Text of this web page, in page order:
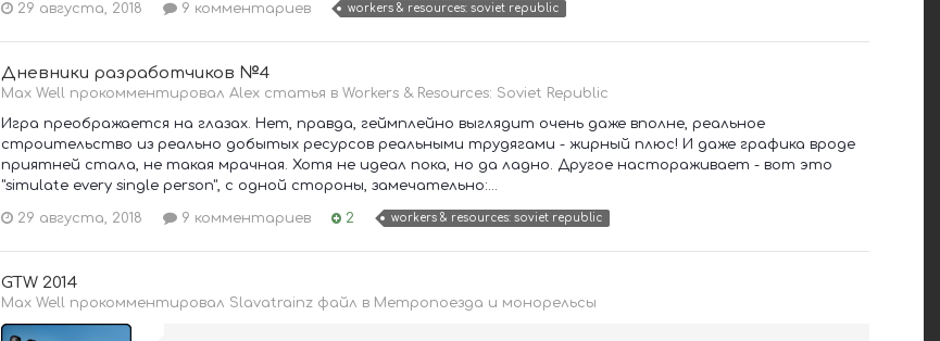
29 августа, 2018 9 комментариев workers & resources: soviet republic
Дневники разработчиков №4
Max Well прокомментировал Alex статья в Workers & Resources: Soviet Republic
Игра преображается на глазах. Нет, правда, геймплейно выглядит очень даже вполне, реальное
строительство из реально добытых ресурсов реальными трудягами - жирный плюс! И даже графика вроде
приятней стала, не такая мрачная. Хотя не идеал пока, но да ладно. Другое настораживает - вот это
"simulate every single person", с одной стороны, замечательно:...
29 августа, 2018 9 комментариев 2 workers & resources: soviet republic
GTW 2014
Max Well прокомментировал Slavatrainz файл в Метропоезда и монорельсы